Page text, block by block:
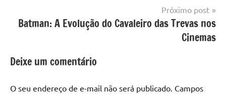
Próximo post
Batman: A Evolução do Cavaleiro das Trevas nos
Cinemas
Deixe um comentário
O seu endereço de e-mail não será publicado. Campos